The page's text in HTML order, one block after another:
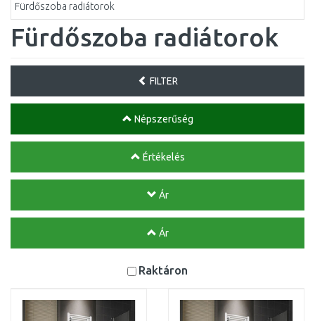
Fürdőszoba radiátorok
Fürdőszoba radiátorok
FILTER
Népszerűség
Értékelés
Ár
Ár
Raktáron